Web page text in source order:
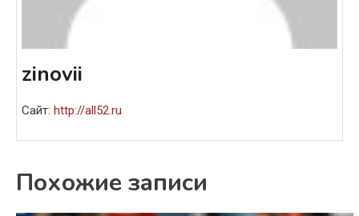
zinovii
Сайт: http://all52.ru
Похожие записи